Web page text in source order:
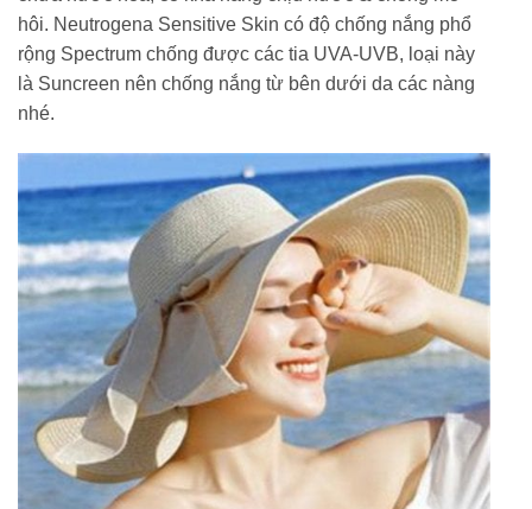
hôi. Neutrogena Sensitive Skin có độ chống nắng phổ
rộng Spectrum chống được các tia UVA-UVB, loại này
là Suncreen nên chống nắng từ bên dưới da các nàng
nhé.